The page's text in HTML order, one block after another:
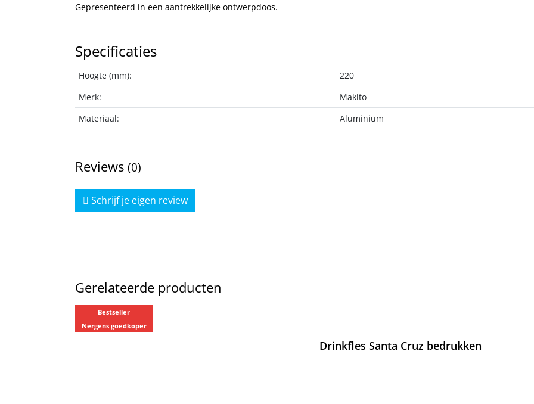
Gepresenteerd in een aantrekkelijke ontwerpdoos.
Specificaties
Hoogte (mm):
220
Merk:
Makito
Materiaal:
Aluminium
Reviews (0)
Schrijf je eigen review
Gerelateerde producten
Bestseller
Nergens goedkoper
Drinkfles Santa Cruz bedrukken